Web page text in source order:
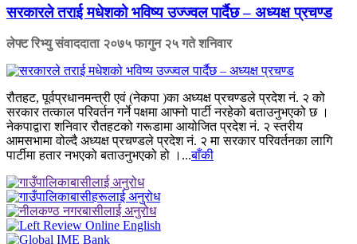
सरकारले तराई मधेशको भविष्य उज्ज्वल पार्दैछ – अध्यक्ष प्रचण्ड
लेफ्ट रिभ्यु संवाददाता २०७५ फागुन २५ गते शनिवार
रौतहट, पूर्वप्रधानमन्त्री एवं (नेकपा )का अध्यक्ष प्रचण्डले प्रदेश नं‍‍‍. २ को
सरकार तत्काल परिवर्तन गर्ने पक्षमा आफ्नो पार्टी नरहेको बताउनुभएको छ ।
नेकपाद्वारा शनिवार रौतहटको गरूडामा आयोजित प्रदेश नं. २ स्तरीय
आमसभामा वोल्दै अध्यक्ष प्रचण्डले प्रदेश नं. २ मा सरकार परिवर्तनका लागि
पार्टीमा हतार नभएको बताउनुभएको हो ।...बाँकी